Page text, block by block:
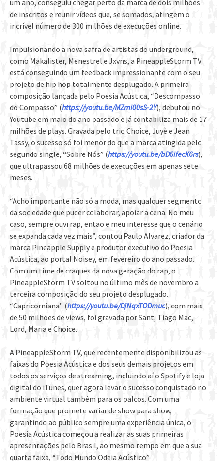
um ano, conseguiu chegar perto da marca de dois milhões
de inscritos e reunir vídeos que, se somados, atingem o
incrível número de 300 milhões de execuções online.
Impulsionando a nova safra de artistas do underground,
como Makalister, Menestrel e Jxvns, a PineappleStorm TV
está conseguindo um feedback impressionante com o seu
projeto de hip hop totalmente desplugado. A primeira
composição lançada pelo Poesia Acústica, “Descompasso
do Compasso” (https://youtu.be/MZmi00sS-2Y), debutou no
Youtube em maio do ano passado e já contabiliza mais de 17
milhões de plays. Gravada pelo trio Choice, Juyè e Jean
Tassy, o sucesso só foi menor do que a marca atingida pelo
segundo single, “Sobre Nós” (https://youtu.be/bD6ifecX6rs),
que ultrapassou 68 milhões de execuções em apenas sete
meses.
“Acho importante não só a moda, mas qualquer segmento
da sociedade que puder colaborar, apoiar a cena. No meu
caso, sempre ouvi rap, então é meu interesse que o cenário
se expanda cada vez mais”, contou Paulo Alvarez, criador da
marca Pineapple Supply e produtor executivo do Poesia
Acústica, ao portal Noisey, em fevereiro do ano passado.
Com um time de craques da nova geração do rap, o
PineappleStorm TV soltou no último mês de novembro a
terceira composição do seu projeto desplugado.
“Capricorniana” (https://youtu.be/DjNqxTODmuc), com mais
de 50 milhões de views, foi gravada por Sant, Tiago Mac,
Lord, Maria e Choice.
A PineappleStorm TV, que recentemente disponibilizou as
faixas do Poesia Acústica e dos seus demais projetos em
todos os serviços de streaming, incluindo aí o Spotify e loja
digital do iTunes, quer agora levar o sucesso conquistado no
ambiente virtual também para os palcos. Com uma
formação que promete variar de show para show,
garantindo ao público sempre uma experiência única, o
Poesia Acústica começou a realizar as suas primeiras
apresentações pelo Brasil, ao mesmo tempo em que a sua
quarta faixa, “Todo Mundo Odeia Acústico”